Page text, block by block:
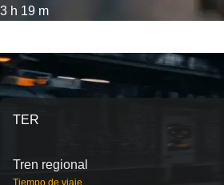
3 h 19 m
TER
Tren regional
Tiempo de viaje